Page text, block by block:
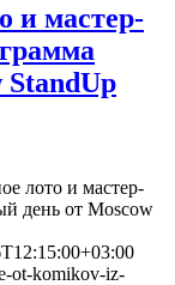
и мастер-
лото и мастер-
день от Moscow
ot-komikov-iz-